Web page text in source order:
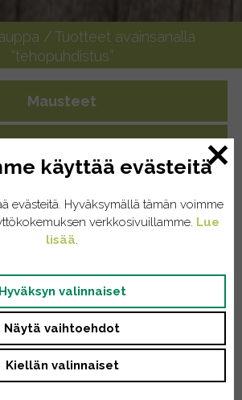
/ Tuotteet avainsanalla
“tehopuhdistus”
Mausteet
Kissat
Kodinhoito
Pyykinpesu
tiskiaineet
käyttää evästeitä
evästeitä. Hyväksymällä tämän voimme
verkkosivuillamme. Lue
lisää.
Hyväksyn valinnaiset
Näytä vaihtoehdot
Kiellän valinnaiset